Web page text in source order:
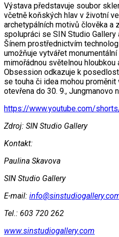
Výstava představuje soubor
včetně koňských hlav v životní
archetypálních motivů člověka a
spolupráci se SIN Studio
Šínem prostřednictvím
umožňuje vytvářet
mimořádnou světelnou
Obsession odkazuje k
se touha či idea mohou
otevřena do 30. 9., Jungmanovo
https://www.youtube.com/
Zdroj: SIN Studio Gallery
Kontakt:
Paulina Skavova
SIN Studio Gallery
E-mail:
Tel.: 603 720 262
www.sinstudiogallery.com